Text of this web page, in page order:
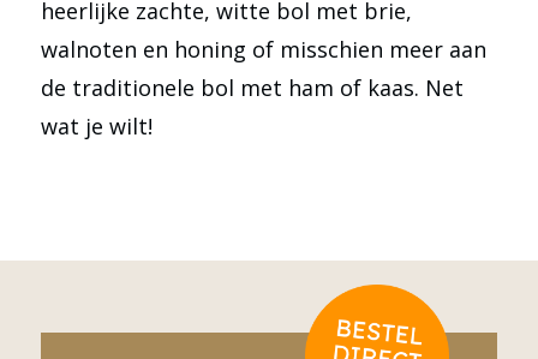
heerlijke zachte, witte bol met brie,
walnoten en honing of misschien meer aan
de traditionele bol met ham of kaas. Net
wat je wilt!